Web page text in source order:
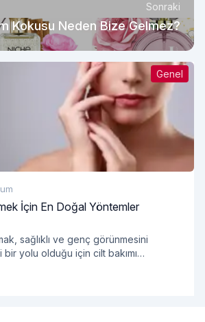
Sonraki
Kokusu Neden Bize Gelmez?
Genel
İçin En Doğal Yöntemler
sağlıklı ve genç görünmesini
bir yolu olduğu için cilt bakımı
ürün kimyasal içeriklerle dolu olabilir